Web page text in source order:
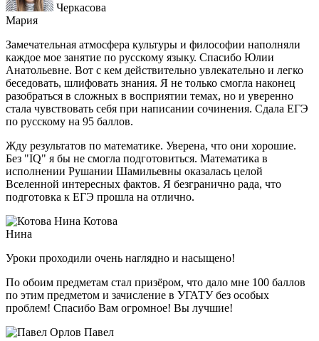
Черкасова
Мария
Замечательная атмосфера культуры и философии наполняли
каждое мое занятие по русскому языку. Спасибо Юлии
Анатольевне. Вот с кем действительно увлекательно и легко
беседовать, шлифовать знания. Я не только смогла наконец
разобраться в сложных в восприятии темах, но и уверенно
стала чувствовать себя при написании сочинения. Сдала ЕГЭ
по русскому на 95 баллов.
Жду результатов по математике. Уверена, что они хорошие.
Без "IQ" я бы не смогла подготовиться. Математика в
исполнении Рушании Шамильевны оказалась целой
Вселенной интересных фактов. Я безгранично рада, что
подготовка к ЕГЭ прошла на отлично.
Котова
Нина
Уроки проходили очень наглядно и насыщено!
По обоим предметам стал призёром, что дало мне 100 баллов
по этим предметом и зачисление в УГАТУ без особых
проблем! Спасибо Вам огромное! Вы лучшие!
Павел